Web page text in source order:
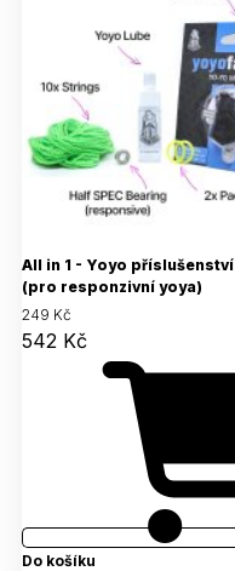
All in 1 - Yoyo příslušenství
(pro responzivní yoya)
249 Kč
542 Kč
Do košíku